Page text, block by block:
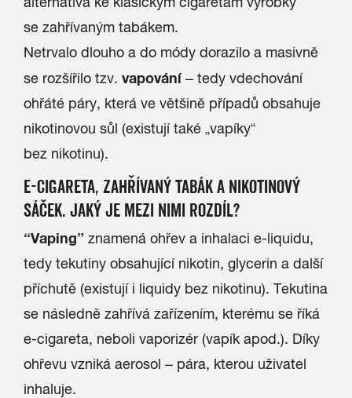
se zahřívaným tabákem.
Netrvalo dlouho a do módy dorazilo a masivně
se rozšířilo tzv. vapování– tedy vdechování
ohřáté páry, která ve většině případů obsahuje
nikotinovou sůl (existují také „vapíky“
bez nikotinu).
E-CIGARETA, ZAHŘÍVANÝ TABÁK A NIKOTINOVÝ
SÁČEK. JAKÝ JE MEZI NIMI ROZDÍL?
“Vaping” znamená ohřev a inhalaci e-liquidu,
tedy tekutiny obsahující nikotin, glycerin a další
příchutě (existují i liquidy bez nikotinu). Tekutina
se následně zahřívá zařízením, kterému se říká
e-cigareta, neboli vaporizér (vapík apod.). Díky
ohřevu vzniká aerosol – pára, kterou uživatel
inhaluje.